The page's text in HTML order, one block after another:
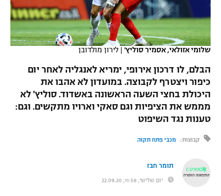
רץ ברשת
תוצאות
לוח שידורים
ברחבה
"מחצית בשכונה" – פודקאסט
בית"ר ירושלים
מכבי תל אביב
הפועל תל אביב
הפועל חיפה
הפועל באר שבע
ליגה צרפתית
ליגה הולנדית
ליגה טורקית
ליגה סינית
ליגות נוספות
הפועל חולון
הפועל ירושלים
דני אבדיה
כדורעף
שחייה
ג'ודו
אגרוף
ספורט אולימפי
UFC
היאבקות WWE
שלומי אזולאי, אסמיר סוליץ' | לירון מולדובן
הבלם, לו דרכון אירופי, ימריא לאנגליה לאחר יום
כיפור ויצטרף לקבוצה. במועדון לא אהבו את
היכולת בחצי השעה הראשונה באשדוד. סוליץ' לא
מממש את הציפיות וגם סאקי וארויו מתקשים. וגם:
טענות נגד השיפוט
קבוצות: מכבי פתח תקוה
תומר חבז
יום שלישי, 11:58, 22.09.20